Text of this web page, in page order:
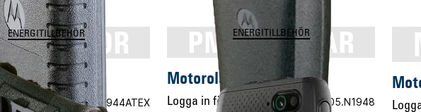
ENERGITILLBEHÖR
pris Vårt art.nr 05.E2944ATEX
PMNN4258AR
ENERGITILLBEHÖR
Motorola PMNN4258AR
Logga in för pris Vårt art.nr 05.N1948